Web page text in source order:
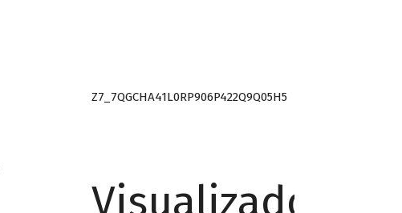
Z7_7QGCHA41L0RP906P422Q9Q05H5
Visualizador